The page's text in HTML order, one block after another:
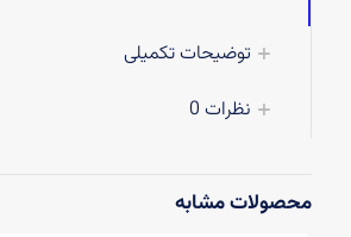
توضیحات تکمیلی
نظرات 0
محصولات مشابه